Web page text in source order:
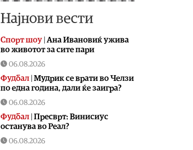
Најнови вести
Спорт шоу | Aна Ивановиќ ужива
во животот за сите пари
06.08.2026
Фудбал | Мудрик се врати во Челзи
по една година, дали ќе заигра?
06.08.2026
Фудбал | Пресврт: Винисиус
останува во Реал?
06.08.2026